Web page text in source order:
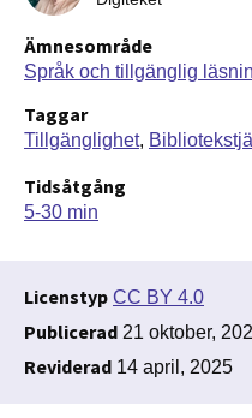
Ämnesområde
Språk och tillgänglig
Taggar
Tillgänglighet
Tidsåtgång
5-30 min
Licenstyp CC BY 4.0
Publicerad 21 oktober,
Reviderad 14 april, 2025